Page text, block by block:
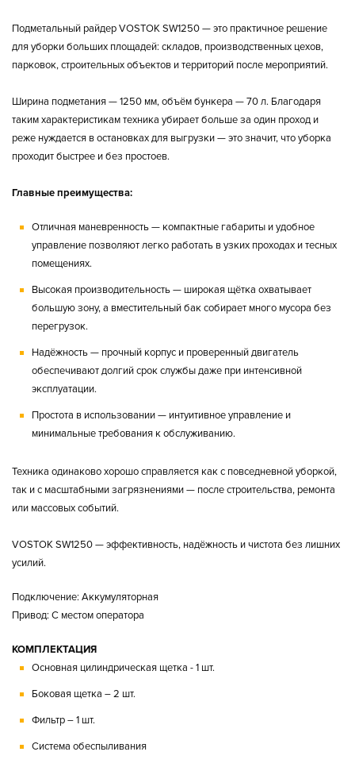
Подметальный райдер VOSTOK SW1250 — это практичное решение
для уборки больших площадей: складов, производственных цехов,
парковок, строительных объектов и территорий после мероприятий.
Ширина подметания — 1250 мм, объём бункера — 70 л. Благодаря
таким характеристикам техника убирает больше за один проход и
реже нуждается в остановках для выгрузки — это значит, что уборка
проходит быстрее и без простоев.
Главные преимущества:
Отличная маневренность— компактные габариты и удобное
управление позволяют легко работать в узких проходах и тесных
помещениях.
Высокая производительность— широкая щётка охватывает
большую зону, а вместительный бак собирает много мусора без
перегрузок.
Надёжность— прочный корпус и проверенный двигатель
обеспечивают долгий срок службы даже при интенсивной
эксплуатации.
Простота в использовании— интуитивное управление и
минимальные требования к обслуживанию.
Техника одинаково хорошо справляется как с повседневной уборкой,
так и с масштабными загрязнениями — после строительства, ремонта
или массовых событий.
VOSTOK SW1250— эффективность, надёжность и чистота без лишних
усилий.
Подключение: Аккумуляторная
Привод: С местом оператора
КОМПЛЕКТАЦИЯ
Основная цилиндрическая щетка - 1 шт.
Боковая щетка – 2 шт.
Фильтр – 1 шт.
Система обеспыливания